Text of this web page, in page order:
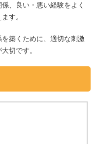
、良い・悪い経験をよく
す。
築くために、適切な刺激
切です。